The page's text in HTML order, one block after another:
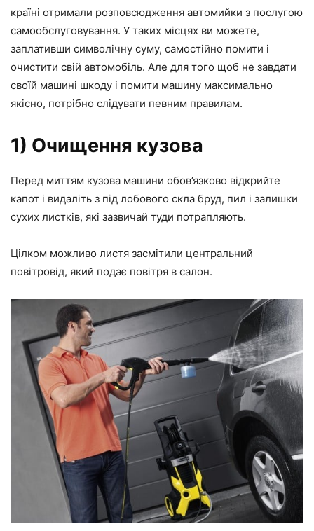
країні отримали розповсюдження автомийки з послугою
самообслуговування. У таких місцях ви можете,
заплативши символічну суму, самостійно помити і
очистити свій автомобіль. Але для того щоб не завдати
своїй машині шкоду і помити машину максимально
якісно, потрібно слідувати певним правилам.
1) Очищення кузова
Перед миттям кузова машини обов’язково відкрийте
капот і видаліть з під лобового скла бруд, пил і залишки
сухих листків, які зазвичай туди потрапляють.
Цілком можливо листя засмітили центральний
повітровід, який подає повітря в салон.